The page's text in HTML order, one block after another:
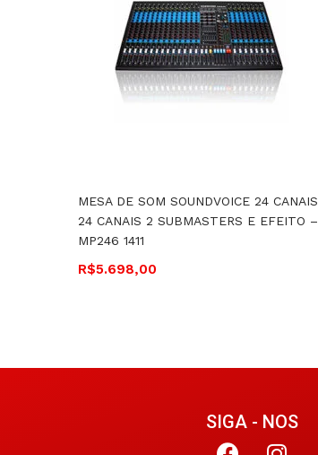
MESA DE SOM SOUNDVOICE 24 CANAIS
24 CANAIS 2 SUBMASTERS E EFEITO –
MP246 1411
R$5.698,00
SIGA - NOS